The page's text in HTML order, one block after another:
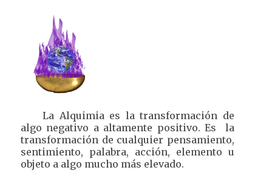
La Alquimia es la transformación de
algo negativo a altamente positivo. Es la
transformación de cualquier pensamiento,
sentimiento, palabra, acción, elemento u
objeto a algo mucho más elevado.